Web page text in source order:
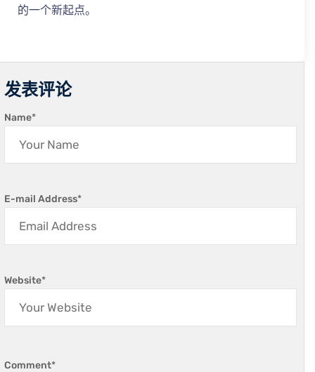
的一个新起点。
发表评论
Name*
E-mail Address*
Website*
Comment*